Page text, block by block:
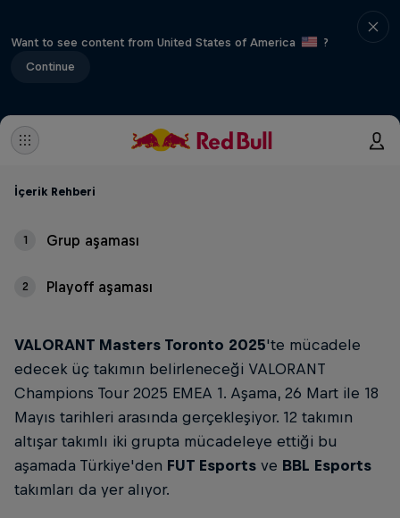
Want to see content from United States of America
?
Continue
İçerik Rehberi
1 Grup aşaması
2 Playoff aşaması
VALORANT Masters Toronto 2025'te mücadele
edecek üç takımın belirleneceği VALORANT
Champions Tour 2025 EMEA 1. Aşama, 26 Mart ile 18
Mayıs tarihleri arasında gerçekleşiyor. 12 takımın
altışar takımlı iki grupta mücadeleye ettiği bu
aşamada Türkiye'den FUT Esports ve BBL Esports
takımları da yer alıyor.